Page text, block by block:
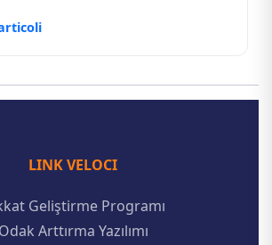
LINK VELOCI
Geliştirme Programı
Odak Arttırma Yazılımı